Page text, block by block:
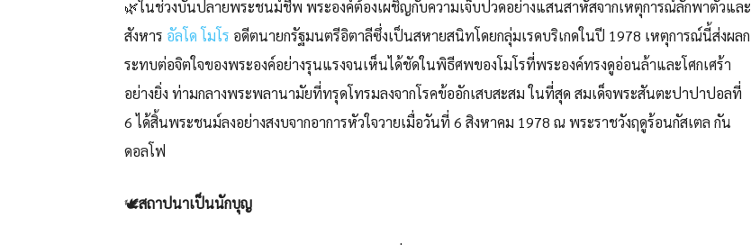
🌿ในช่วงบั้นปลายพระชนม์ชีพ พระองค์ต้องเผชิญกับความเจ็บปวดอย่างแสนสาหัสจากเหตุการณ์ลักพาตัวและ
สังหาร อัลโด โมโร อดีตนายกรัฐมนตรีอิตาลีซึ่งเป็นสหายสนิทโดยกลุ่มเรดบริเกดในปี 1978 เหตุการณ์นี้ส่งผลก
ระทบต่อจิตใจของพระองค์อย่างรุนแรงจนเห็นได้ชัดในพิธีศพของโมโรที่พระองค์ทรงดูอ่อนล้าและโศกเศร้า
อย่างยิ่ง ท่ามกลางพระพลานามัยที่ทรุดโทรมลงจากโรคข้ออักเสบสะสม ในที่สุด สมเด็จพระสันตะปาปาปอลที่
6 ได้สิ้นพระชนม์ลงอย่างสงบจากอาการหัวใจวายเมื่อวันที่ 6 สิงหาคม 1978 ณ พระราชวังฤดูร้อนกัสเตล กัน
ดอลโฟ
🕊️สถาปนาเป็นนักบุญ